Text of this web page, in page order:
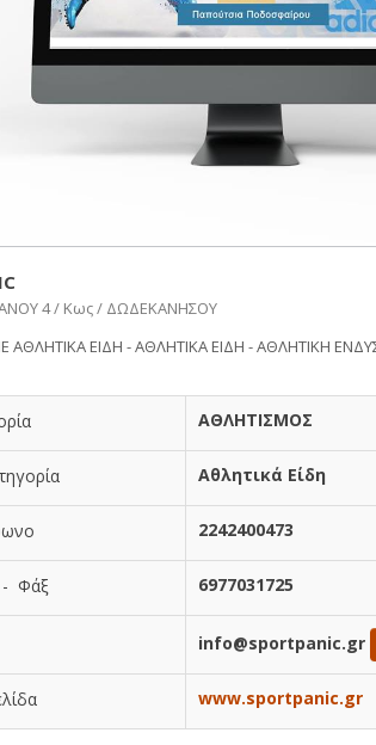
4 / Κως / ΔΩΔΕΚΑΝΗΣΟΥ
ΑΘΛΗΤΙΚΑ ΕΙΔΗ - ΑΘΛΗΤΙΚΑ ΕΙΔΗ - ΑΘΛΗΤΙΚΗ
ΑΘΛΗΤΙΣΜΟΣ
Αθλητικά Είδη
2242400473
Φάξ 6977031725
info@sportpanic.gr
www.sportpanic.gr